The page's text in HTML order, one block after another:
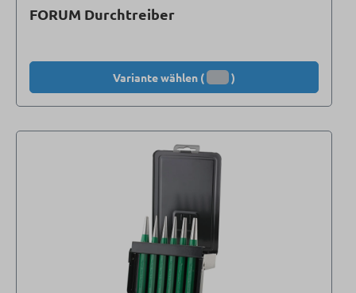
FORUM Durchtreiber
Variante wählen ( )